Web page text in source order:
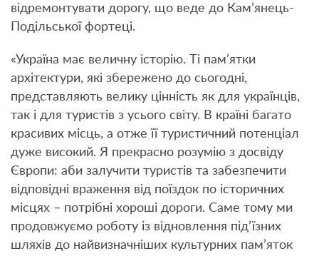
відремонтувати дорогу, що веде до Кам’янець-
Подільської фортеці.
«Україна має величну історію. Ті пам’ятки
архітектури, які збережено до сьогодні,
представляють велику цінність як для українців,
так і для туристів з усього світу. В країні багато
красивих місць, а отже її туристичний потенціал
дуже високий. Я прекрасно розумію з досвіду
Європи: аби залучити туристів та забезпечити
відповідні враження від поїздок по історичних
місцях – потрібні хороші дороги. Саме тому ми
продовжуємо роботу із відновлення під’їзних
шляхів до найвизначніших культурних пам’яток